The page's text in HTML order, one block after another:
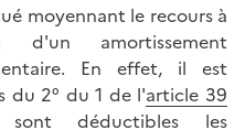
moyennant le recours à
d'un amortissement
En effet, il est
du 2° du 1 de l'article 39
déductibles les